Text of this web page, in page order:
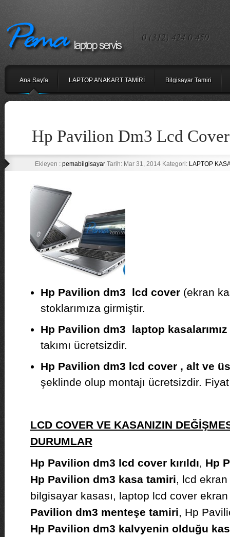
0 (312) 424 0 450
Ana Sayfa LAPTOP ANAKART TAMİRİ Bilgisayar Tamiri
Hp Pavilion Dm3 Lcd
Ekleyen : pemabilgisayarTarih: Mar 31, 2014 Kategori: LAPTOP
Hp Pavilion dm3 lcd cover(ekran
stoklarımıza girmiştir.
Hp Pavilion dm3 laptop kasalarımız
takımı ücretsizdir.
Hp Pavilion dm3 lcd cover , alt ve
şeklinde olup montajı ücretsizdir.
LCD COVER VE KASANIZIN
DURUMLAR
Hp Pavilion dm3 lcd cover kırıldı, Hp
Hp Pavilion dm3 kasa tamiri, lcd
bilgisayar kasası, laptop lcd cover
Pavilion dm3 menteşe tamiri, Hp
Hp Pavilion dm3 kalvyenin olduğu